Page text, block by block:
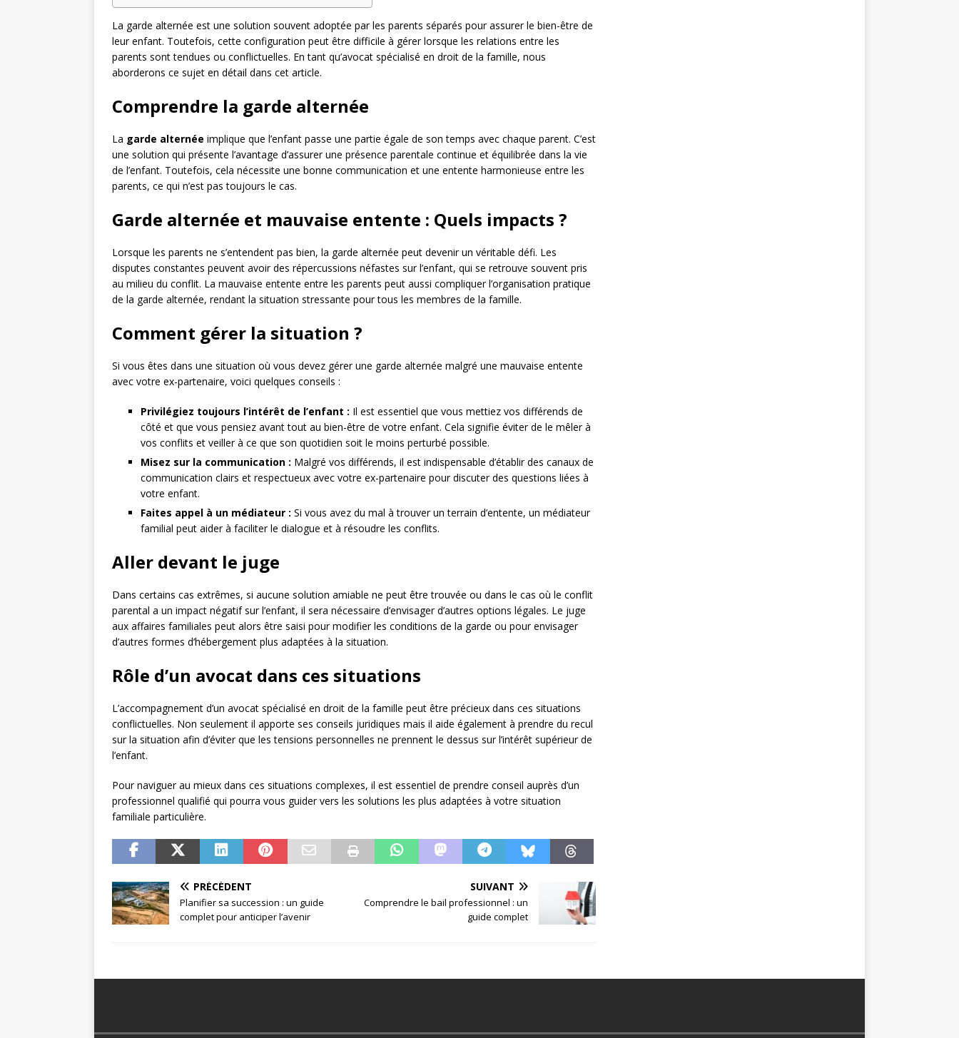
La garde alternée est une solution souvent adoptée par les parents séparés pour assurer le bien-être de
leur enfant. Toutefois, cette configuration peut être difficile à gérer lorsque les relations entre les
parents sont tendues ou conflictuelles. En tant qu’avocat spécialisé en droit de la famille, nous
aborderons ce sujet en détail dans cet article.
Comprendre la garde alternée
La garde alternée implique que l’enfant passe une partie égale de son temps avec chaque parent. C’est
une solution qui présente l’avantage d’assurer une présence parentale continue et équilibrée dans la vie
de l’enfant. Toutefois, cela nécessite une bonne communication et une entente harmonieuse entre les
parents, ce qui n’est pas toujours le cas.
Garde alternée et mauvaise entente : Quels impacts ?
Lorsque les parents ne s’entendent pas bien, la garde alternée peut devenir un véritable défi. Les
disputes constantes peuvent avoir des répercussions néfastes sur l’enfant, qui se retrouve souvent pris
au milieu du conflit. La mauvaise entente entre les parents peut aussi compliquer l’organisation pratique
de la garde alternée, rendant la situation stressante pour tous les membres de la famille.
Comment gérer la situation ?
Si vous êtes dans une situation où vous devez gérer une garde alternée malgré une mauvaise entente
avec votre ex-partenaire, voici quelques conseils :
Privilégiez toujours l’intérêt de l’enfant : Il est essentiel que vous mettiez vos différends de
côté et que vous pensiez avant tout au bien-être de votre enfant. Cela signifie éviter de le mêler à
vos conflits et veiller à ce que son quotidien soit le moins perturbé possible.
Misez sur la communication : Malgré vos différends, il est indispensable d’établir des canaux de
communication clairs et respectueux avec votre ex-partenaire pour discuter des questions liées à
votre enfant.
Faites appel à un médiateur : Si vous avez du mal à trouver un terrain d’entente, un médiateur
familial peut aider à faciliter le dialogue et à résoudre les conflits.
Aller devant le juge
Dans certains cas extrêmes, si aucune solution amiable ne peut être trouvée ou dans le cas où le conflit
parental a un impact négatif sur l’enfant, il sera nécessaire d’envisager d’autres options légales. Le juge
aux affaires familiales peut alors être saisi pour modifier les conditions de la garde ou pour envisager
d’autres formes d’hébergement plus adaptées à la situation.
Rôle d’un avocat dans ces situations
L’accompagnement d’un avocat spécialisé en droit de la famille peut être précieux dans ces situations
conflictuelles. Non seulement il apporte ses conseils juridiques mais il aide également à prendre du recul
sur la situation afin d’éviter que les tensions personnelles ne prennent le dessus sur l’intérêt supérieur de
l’enfant.
Pour naviguer au mieux dans ces situations complexes, il est essentiel de prendre conseil auprès d’un
professionnel qualifié qui pourra vous guider vers les solutions les plus adaptées à votre situation
familiale particulière.
PRÉCÉDENT
Planifier sa succession : un guide
complet pour anticiper l’avenir
SUIVANT
Comprendre le bail professionnel : un
guide complet